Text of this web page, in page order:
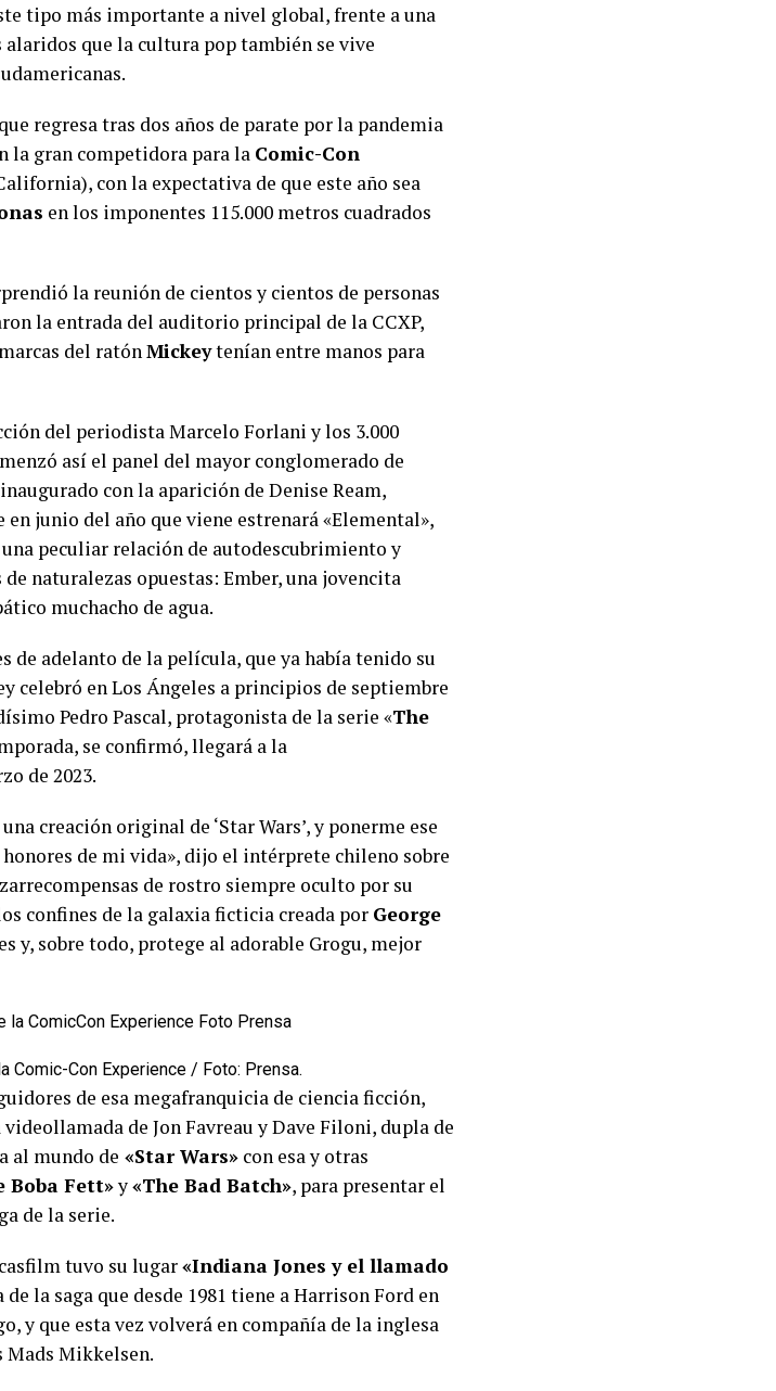
tipo más importante a nivel global, frente a una
que la cultura pop también se vive
regresa tras dos años de parate por la pandemia
la gran competidora para la Comic-Con
con la expectativa de que este año sea
en los imponentes 115.000 metros cuadrados
la reunión de cientos y cientos de personas
la entrada del auditorio principal de la CCXP,
del ratónMickeytenían entre manos para
del periodista Marcelo Forlani y los 3.000
así el panel del mayor conglomerado de
con la aparición de Denise Ream,
en junio del año que viene estrenará «Elemental»,
peculiar relación de autodescubrimiento y
naturalezas opuestas: Ember, una jovencita
muchacho de agua.
de adelanto de la película, que ya había tenido su
celebró en Los Ángeles a principios de septiembre
Pedro Pascal, protagonista de la serie «The
se confirmó, llegará a la
de 2023.
creación original de ‘Star Wars’, y ponerme ese
de mi vida», dijo el intérprete chileno sobre
de rostro siempre oculto por su
confines de la galaxia ficticia creada por George
y, sobre todo, protege al adorable Grogu, mejor
Comic-Con Experience / Foto: Prensa.
de esa megafranquicia de ciencia ficción,
de Jon Favreau y Dave Filoni, dupla de
al mundo de «Star Wars» con esa y otras
Boba Fett»y«The Bad Batch», para presentar el
de la serie.
tuvo su lugar«Indiana Jones y el llamado
la saga que desde 1981 tiene a Harrison Ford en
y que esta vez volverá en compañía de la inglesa
Mads Mikkelsen.